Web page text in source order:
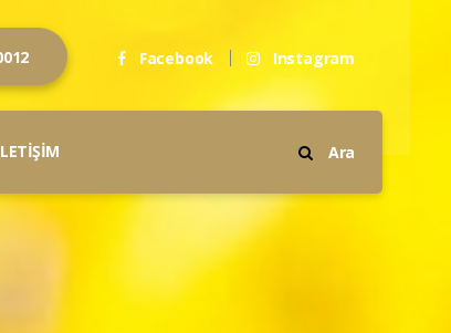
Facebook Instagram
Ara